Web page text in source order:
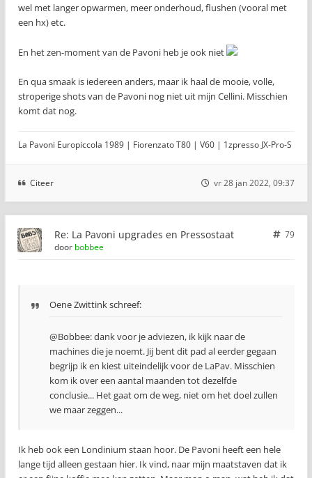
wel met langer opwarmen, meer onderhoud, flushen (vooral met
een hx) etc.
En het zen-moment van de Pavoni heb je ook niet
En qua smaak is iedereen anders, maar ik haal de mooie, volle,
stroperige shots van de Pavoni nog niet uit mijn Cellini. Misschien
komt dat nog.
La Pavoni Europiccola 1989 | Fiorenzato T80 | V60 | 1zpresso JX-Pro-S
Citeer vr 28 jan 2022, 09:37
Re: La Pavoni upgrades en Pressostaat
79
door bobbee
Oene Zwittink schreef:
@Bobbee: dank voor je adviezen, ik kijk naar de
machines die je noemt. Jij bent dit pad al eerder gegaan
begrijp ik en kiest uiteindelijk voor de LaPav. Misschien
kom ik over een aantal maanden tot dezelfde
conclusie... Het gaat om de weg, niet om het doel zullen
we maar zeggen...
Ik heb ook een Londinium staan hoor. De Pavoni heeft een hele
lange tijd alleen gestaan hier. Ik vind, naar mijn maatstaven dat ik